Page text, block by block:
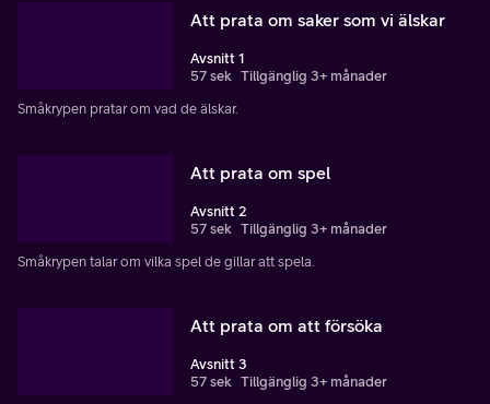
Att prata om saker som vi älskar
Avsnitt 1
57 sek Tillgänglig 3+ månader
Småkrypen pratar om vad de älskar.
Att prata om spel
Avsnitt 2
57 sek Tillgänglig 3+ månader
Småkrypen talar om vilka spel de gillar att spela.
Att prata om att försöka
Avsnitt 3
57 sek Tillgänglig 3+ månader